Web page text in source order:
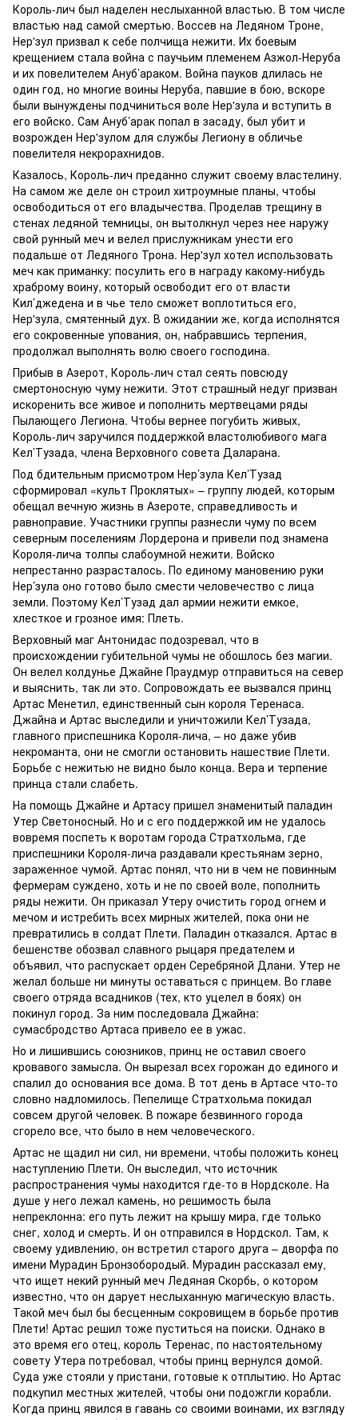
Король-лич был наделен неслыханной властью. В том числе
властью над самой смертью. Воссев на Ледяном Троне,
Нер'зул призвал к себе полчища нежити. Их боевым
крещением стала война с паучьим племенем Азжол-Неруба
и их повелителем Ануб’араком. Война пауков длилась не
один год, но многие воины Неруба, павшие в бою, вскоре
были вынуждены подчиниться воле Нер'зула и вступить в
его войско. Сам Ануб’арак попал в засаду, был убит и
возрожден Нер'зулом для службы Легиону в обличье
повелителя некрорахнидов.
Казалось, Король-лич преданно служит своему властелину.
На самом же деле он строил хитроумные планы, чтобы
освободиться от его владычества. Проделав трещину в
стенах ледяной темницы, он вытолкнул через нее наружу
свой рунный меч и велел прислужникам унести его
подальше от Ледяного Трона. Нер'зул хотел использовать
меч как приманку: посулить его в награду какому-нибудь
храброму воину, который освободит его от власти
Кил’джедена и в чье тело сможет воплотиться его,
Нер'зула, смятенный дух. В ожидании же, когда исполнятся
его сокровенные упования, он, набравшись терпения,
продолжал выполнять волю своего господина.
Прибыв в Азерот, Король-лич стал сеять повсюду
смертоносную чуму нежити. Этот страшный недуг призван
искоренить все живое и пополнить мертвецами ряды
Пылающего Легиона. Чтобы вернее погубить живых,
Король-лич заручился поддержкой властолюбивого мага
Кел’Тузада, члена Верховного совета Даларана.
Под бдительным присмотром Нер’зула Кел’Тузад
сформировал «культ Проклятых» – группу людей, которым
обещал вечную жизнь в Азероте, справедливость и
равноправие. Участники группы разнесли чуму по всем
северным поселениям Лордерона и привели под знамена
Короля-лича толпы слабоумной нежити. Войско
непрестанно разрасталось. По единому мановению руки
Нер’зула оно готово было смести человечество с лица
земли. Поэтому Кел’Тузад дал армии нежити емкое,
хлесткое и грозное имя: Плеть.
Верховный маг Антонидас подозревал, что в
происхождении губительной чумы не обошлось без магии.
Он велел колдунье Джайне Праудмур отправиться на север
и выяснить, так ли это. Сопровождать ее вызвался принц
Артас Менетил, единственный сын короля Теренаса.
Джайна и Артас выследили и уничтожили Кел’Тузада,
главного приспешника Короля-лича, – но даже убив
некроманта, они не смогли остановить нашествие Плети.
Борьбе с нежитью не видно было конца. Вера и терпение
принца стали слабеть.
На помощь Джайне и Артасу пришел знаменитый паладин
Утер Светоносный. Но и с его поддержкой им не удалось
вовремя поспеть к воротам города Стратхольма, где
приспешники Короля-лича раздавали крестьянам зерно,
зараженное чумой. Артас понял, что ни в чем не повинным
фермерам суждено, хоть и не по своей воле, пополнить
ряды нежити. Он приказал Утеру очистить город огнем и
мечом и истребить всех мирных жителей, пока они не
превратились в солдат Плети. Паладин отказался. Артас в
бешенстве обозвал славного рыцаря предателем и
объявил, что распускает орден Серебряной Длани. Утер не
желал больше ни минуты оставаться с принцем. Во главе
своего отряда всадников (тех, кто уцелел в боях) он
покинул город. За ним последовала Джайна:
сумасбродство Артаса привело ее в ужас.
Но и лишившись союзников, принц не оставил своего
кровавого замысла. Он вырезал всех горожан до единого и
спалил до основания все дома. В тот день в Артасе что-то
словно надломилось. Пепелище Стратхольма покидал
совсем другой человек. В пожаре безвинного города
сгорело все, что было в нем человеческого.
Артас не щадил ни сил, ни времени, чтобы положить конец
наступлению Плети. Он выследил, что источник
распространения чумы находится где-то в Нордсколе. На
душе у него лежал камень, но решимость была
непреклонна: его путь лежит на крышу мира, где только
снег, холод и смерть. И он отправился в Нордскол. Там, к
своему удивлению, он встретил старого друга – дворфа по
имени Мурадин Бронзобородый. Мурадин рассказал ему,
что ищет некий рунный меч Ледяная Скорбь, о котором
известно, что он дарует неслыханную магическую власть.
Такой меч был бы бесценным сокровищем в борьбе против
Плети! Артас решил тоже пуститься на поиски. Однако в
это время его отец, король Теренас, по настоятельному
совету Утера потребовал, чтобы принц вернулся домой.
Суда уже стояли у пристани, готовые к отплытию. Но Артас
подкупил местных жителей, чтобы они подожгли корабли.
Когда принц явился в гавань со своими воинами, их взгляду